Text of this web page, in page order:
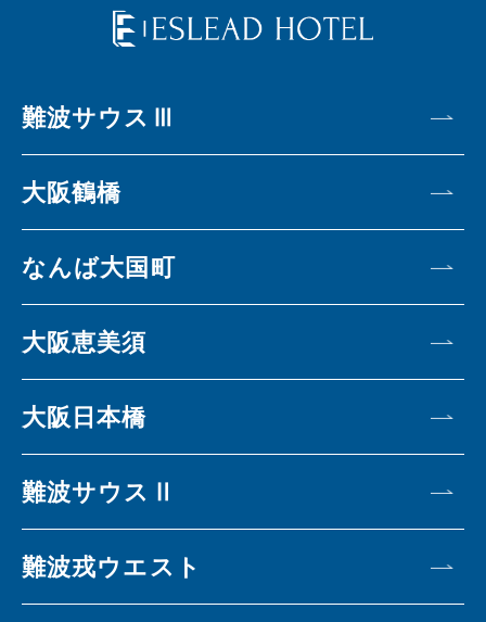
難波サウスⅢ
大阪鶴橋
なんば大国町
大阪恵美須
大阪日本橋
難波サウスⅡ
難波戎ウエスト